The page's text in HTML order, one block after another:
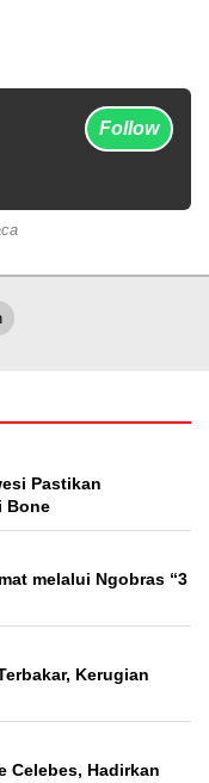
Follow
Pastikan
Bone
melalui Ngobras “3
Kerugian
Celebes, Hadirkan